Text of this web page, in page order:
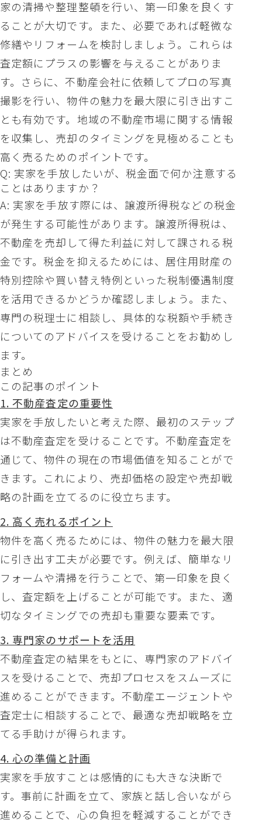
家の清掃や整理整頓を行い、第一印象を良くす
ることが大切です。また、必要であれば軽微な
修繕やリフォームを検討しましょう。これらは
査定額にプラスの影響を与えることがありま
す。さらに、不動産会社に依頼してプロの写真
撮影を行い、物件の魅力を最大限に引き出すこ
とも有効です。地域の不動産市場に関する情報
を収集し、売却のタイミングを見極めることも
高く売るためのポイントです。
Q: 実家を手放したいが、税金面で何か注意する
ことはありますか？
A: 実家を手放す際には、譲渡所得税などの税金
が発生する可能性があります。譲渡所得税は、
不動産を売却して得た利益に対して課される税
金です。税金を抑えるためには、居住用財産の
特別控除や買い替え特例といった税制優遇制度
を活用できるかどうか確認しましょう。また、
専門の税理士に相談し、具体的な税額や手続き
についてのアドバイスを受けることをお勧めし
ます。
まとめ
この記事のポイント
1. 不動産査定の重要性
実家を手放したいと考えた際、最初のステップ
は不動産査定を受けることです。不動産査定を
通じて、物件の現在の市場価値を知ることがで
きます。これにより、売却価格の設定や売却戦
略の計画を立てるのに役立ちます。
2. 高く売れるポイント
物件を高く売るためには、物件の魅力を最大限
に引き出す工夫が必要です。例えば、簡単なリ
フォームや清掃を行うことで、第一印象を良く
し、査定額を上げることが可能です。また、適
切なタイミングでの売却も重要な要素です。
3. 専門家のサポートを活用
不動産査定の結果をもとに、専門家のアドバイ
スを受けることで、売却プロセスをスムーズに
進めることができます。不動産エージェントや
査定士に相談することで、最適な売却戦略を立
てる手助けが得られます。
4. 心の準備と計画
実家を手放すことは感情的にも大きな決断で
す。事前に計画を立て、家族と話し合いながら
進めることで、心の負担を軽減することができ